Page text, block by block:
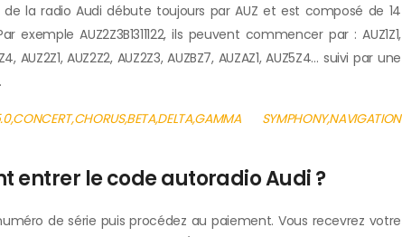
la radio Audi débute toujours par AUZ et est composé de 14
exemple AUZ2Z3B1311122, ils peuvent commencer par : AUZ1Z1,
AUZ2Z1, AUZ2Z2, AUZ2Z3, AUZBZ7, AUZAZ1, AUZ5Z4… suivi par une
SYMPHONY,NAVIGATION
entrer le code autoradio Audi ?
de série puis procédez au paiement. Vous recevrez votre